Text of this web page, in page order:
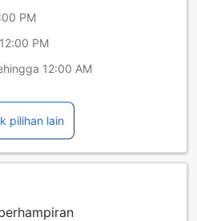
PM
12:00 PM
12:00 AM
pilihan lain